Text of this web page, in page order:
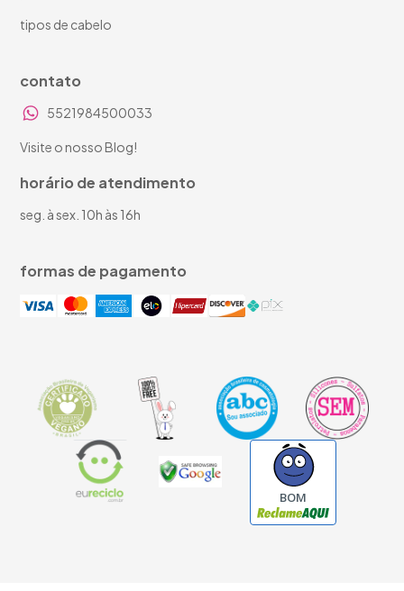
tipos de cabelo
contato
5521984500033
Visite o nosso Blog!
horário de atendimento
seg. à sex. 10h às 16h
formas de pagamento
BOM